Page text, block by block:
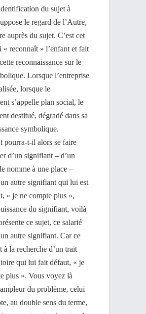
du sujet à
le regard de l’Autre,
auprès du sujet. C’est cet
« reconnaît » l’enfant et fait
reconnaissance sur le
Lorsque l’entreprise
lorsque le
s’appelle plan social, le
destitué, dégradé dans sa
symbolique.
pourra-t-il alors se faire
d’un signifiant – d’un
nomme à une place –
autre signifiant qui lui est
« je ne compte plus »,
du signifiant, voilà
ce sujet, ce salarié
autre signifiant. Car ce
à la recherche d’un trait
qui lui fait défaut, « je
plus ». Vous voyez là
du problème, celui
au double sens du terme,